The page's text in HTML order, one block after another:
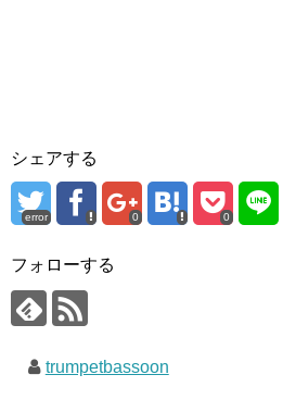
シェアする
error 0 0
フォローする
trumpetbassoon